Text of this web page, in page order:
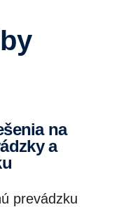
a
prevádzku